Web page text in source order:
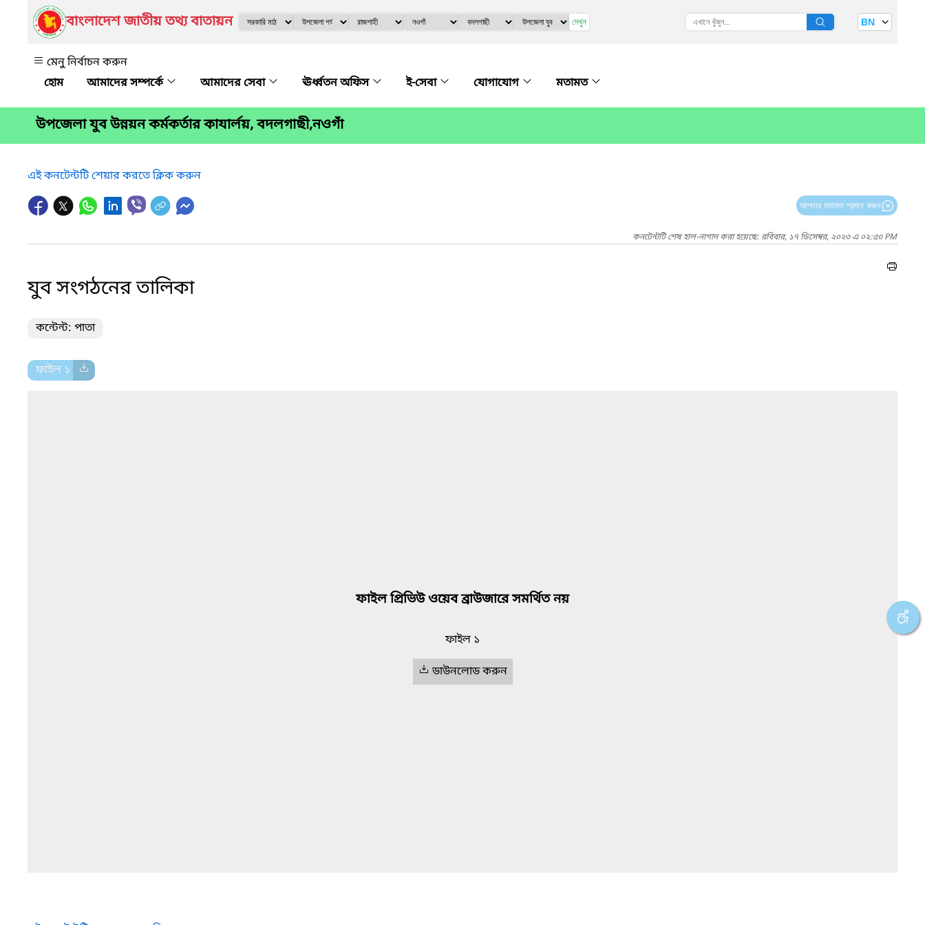
বাংলাদেশ জাতীয় তথ্য বাতায়ন দেখুন BN
মেনু নির্বাচন করুন
আমাদের সম্পর্কে
আমাদের সেবা ঊর্ধ্বতন অফিস ই-সেবা যোগাযোগ মতামত
উপজেলা যুব উন্নয়ন কর্মকর্তার কাযার্লয়, বদলগাছী,নওগাঁ
এই কনটেন্টটি শেয়ার করতে ক্লিক করুন
আপনার মতামত প্রদান করুন
কনটেন্টটি শেষ হাল-নাগাদ করা হয়েছে: রবিবার, ১৭ ডিসেম্বর, ২০২৩ এ ০২:৫৩ PM
যুব সংগঠনের তালিকা
কন্টেন্ট: পাতা
ফাইল ১
ফাইল প্রিভিউ ওয়েব ব্রাউজারে সমর্থিত নয়
ফাইল ১
ডাউনলোড করুন